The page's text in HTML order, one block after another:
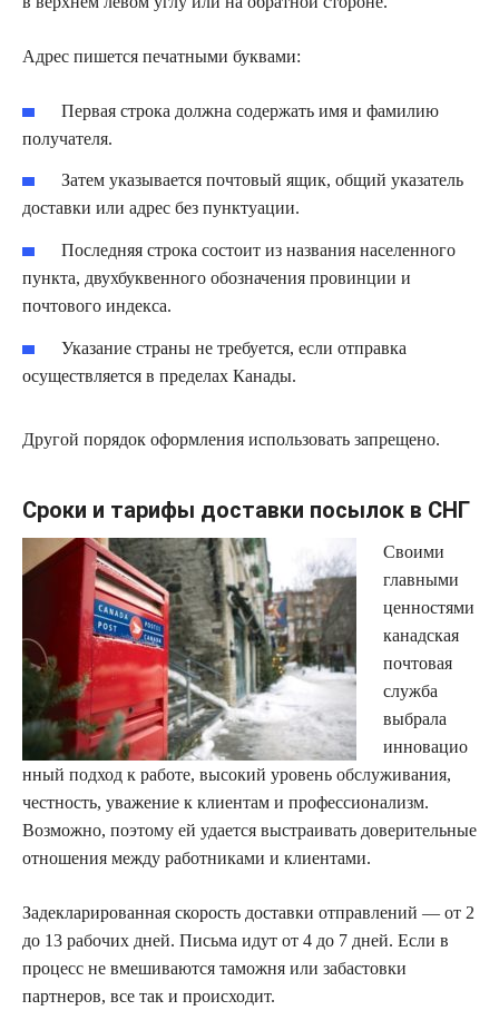
Адрес пишется печатными буквами:
Первая строка должна содержать имя и фамилию
получателя.
Затем указывается почтовый ящик, общий указатель
доставки или адрес без пунктуации.
Последняя строка состоит из названия населенного
пункта, двухбуквенного обозначения провинции и
почтового индекса.
Указание страны не требуется, если отправка
осуществляется в пределах Канады.
Другой порядок оформления использовать запрещено.
Сроки и тарифы доставки посылок в СНГ
Своими
главными
ценностями
канадская
почтовая
служба
выбрала
инновацио
нный подход к работе, высокий уровень обслуживания,
честность, уважение к клиентам и профессионализм.
Возможно, поэтому ей удается выстраивать доверительные
отношения между работниками и клиентами.
Задекларированная скорость доставки отправлений — от 2
до 13 рабочих дней. Письма идут от 4 до 7 дней. Если в
процесс не вмешиваются таможня или забастовки
партнеров, все так и происходит.